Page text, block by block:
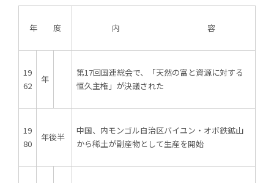
年 度 内 容
19
62
年
第17回国連総会で、「天然の富と資源に対する
恒久主権」が決議された
19
80
年後半
中国、内モンゴル自治区バイユン・オボ鉄鉱山
から稀土が副産物として生産を開始